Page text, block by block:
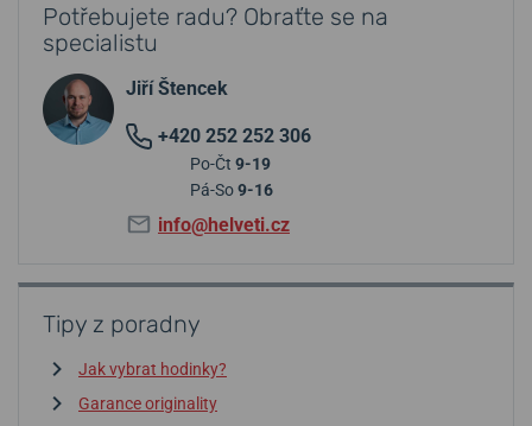
Potřebujete radu? Obraťte se na
specialistu
Jiří Štencek
+420 252 252 306
Po-Čt 9-19
Pá-So9-16
info@helveti.cz
Tipy z poradny
Jak vybrat hodinky?
Garance originality